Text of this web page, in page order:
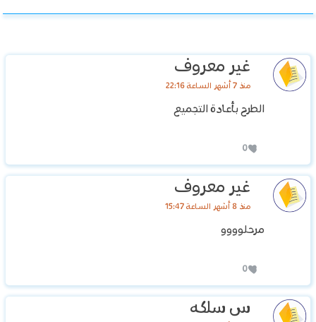
غير معروف
منذ 7 أشهر الساعة 22:16
الطرح بأعادة التجميع
0
غير معروف
منذ 8 أشهر الساعة 15:47
مرحلوووو
0
س سلكه